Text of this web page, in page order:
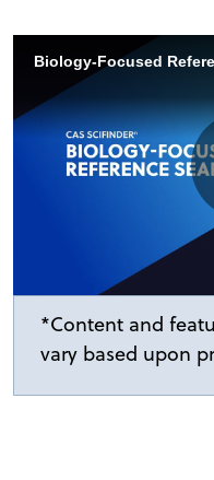
*Content and
vary based upon